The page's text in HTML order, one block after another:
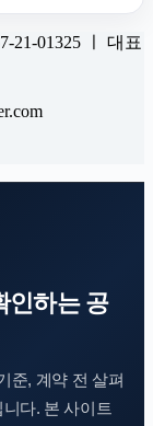
21-01325 ㅣ 대표
인하는 공
준, 계약 전 살펴
다. 본 사이트